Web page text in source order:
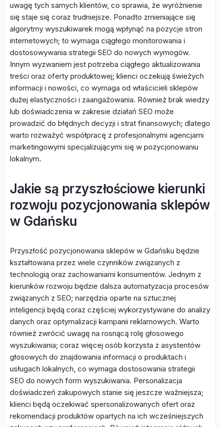
uwagę tych samych klientów, co sprawia, że wyróżnienie
się staje się coraz trudniejsze. Ponadto zmieniające się
algorytmy wyszukiwarek mogą wpłynąć na pozycje stron
internetowych; to wymaga ciągłego monitorowania i
dostosowywania strategii SEO do nowych wymogów.
Innym wyzwaniem jest potrzeba ciągłego aktualizowania
treści oraz oferty produktowej; klienci oczekują świeżych
informacji i nowości, co wymaga od właścicieli sklepów
dużej elastyczności i zaangażowania. Również brak wiedzy
lub doświadczenia w zakresie działań SEO może
prowadzić do błędnych decyzji i strat finansowych; dlatego
warto rozważyć współpracę z profesjonalnymi agencjami
marketingowymi specjalizującymi się w pozycjonowaniu
lokalnym.
Jakie są przyszłościowe kierunki
rozwoju pozycjonowania sklepów
w Gdańsku
Przyszłość pozycjonowania sklepów w Gdańsku będzie
kształtowana przez wiele czynników związanych z
technologią oraz zachowaniami konsumentów. Jednym z
kierunków rozwoju będzie dalsza automatyzacja procesów
związanych z SEO; narzędzia oparte na sztucznej
inteligencji będą coraz częściej wykorzystywane do analizy
danych oraz optymalizacji kampanii reklamowych. Warto
również zwrócić uwagę na rosnącą rolę głosowego
wyszukiwania; coraz więcej osób korzysta z asystentów
głosowych do znajdowania informacji o produktach i
usługach lokalnych, co wymaga dostosowania strategii
SEO do nowych form wyszukiwania. Personalizacja
doświadczeń zakupowych stanie się jeszcze ważniejsza;
klienci będą oczekiwać spersonalizowanych ofert oraz
rekomendacji produktów opartych na ich wcześniejszych